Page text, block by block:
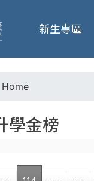
o
Home
學金榜
新生專區